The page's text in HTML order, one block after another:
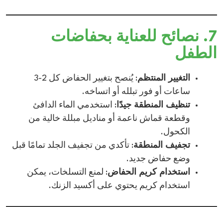
7. نصائح للعناية بحفاضات
الطفل
التغيير المنتظم
: يُنصح بتغيير الحفاض كل 2-3
ساعات أو فور تبلله أو اتساخه.​
تنظيف المنطقة جيدًا : استخدمي الماء الدافئ
وقطعة قماش ناعمة أو مناديل مبللة خالية من
الكحول.​
تجفيف المنطقة: تأكدي من تجفيف الجلد تمامًا قبل
وضع حفاض جديد.​
استخدام كريم الحفاض: لمنع التسلخات، يمكن
استخدام كريم يحتوي على أكسيد الزنك.​